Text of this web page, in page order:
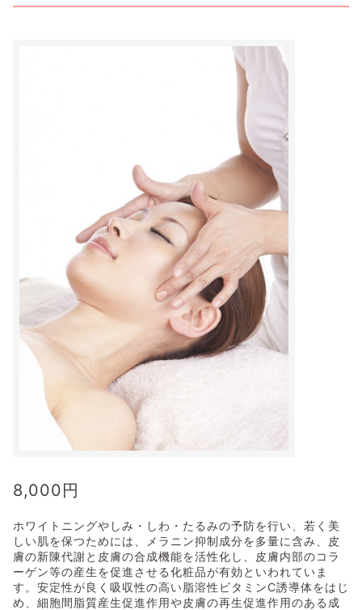
8,000円
ホワイトニングやしみ・しわ・たるみの予防を行い、若く美
しい肌を保つためには、メラニン抑制成分を多量に含み、皮
膚の新陳代謝と皮膚の合成機能を活性化し、皮膚内部のコラ
ーゲン等の産生を促進させる化粧品が有効といわれていま
す。安定性が良く吸収性の高い脂溶性ビタミンC誘導体をはじ
め、細胞間脂質産生促進作用や皮膚の再生促進作用のある成